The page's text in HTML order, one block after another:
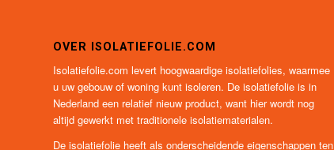
OVER ISOLATIEFOLIE.COM
Isolatiefolie.com levert hoogwaardige isolatiefolies, waarmee
u uw gebouw of woning kunt isoleren. De isolatiefolie is in
Nederland een relatief nieuw product, want hier wordt nog
altijd gewerkt met traditionele isolatiematerialen.
De isolatiefolie heeft als onderscheidende eigenschappen ten